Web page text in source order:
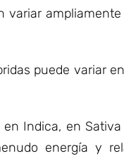
puede variar
Indica, en
energía y